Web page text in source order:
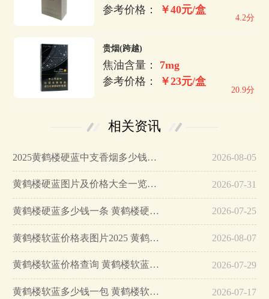
参考价格：
￥40元/盒
4.2分
贵烟(跨越)
焦油含量： 7mg
参考价格：
￥23元/盒
20.9分
相关资讯
2025黄鹤楼硬蓝中支香烟多少钱一盒… 2026-08-05
黄鹤楼硬蓝图片及价格大全一览表… 2026-07-31
黄鹤楼硬蓝多少钱一条 黄鹤楼硬蓝香烟图片及价格… 2026-07-25
黄鹤楼软蓝价格表图片2025 黄鹤楼软蓝价格表一览… 2026-08-07
黄鹤楼软蓝价格查询 黄鹤楼软蓝多少钱一包… 2026-07-29
黄鹤楼软蓝多少钱一包 黄鹤楼软蓝价格查询… 2026-07-17